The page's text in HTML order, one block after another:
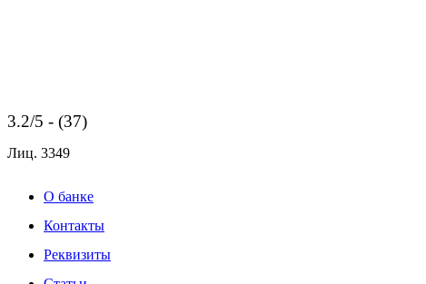
3.2/5 - (37)
Лиц. 3349
О банке
Контакты
Реквизиты